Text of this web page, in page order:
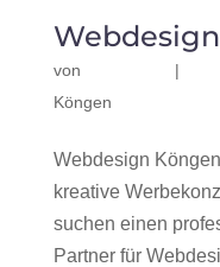
von |
Köngen
Webdesign
kreative
suchen einen
Partner für